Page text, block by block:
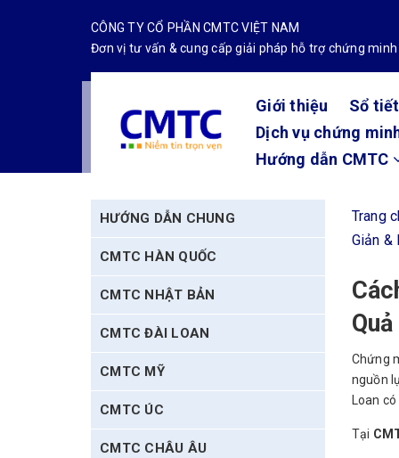
CÔNG TY CỔ PHẦN CMTC VIỆT NAM
Đơn vị tư vấn & cung cấp giải pháp hỗ trợ chứng
Giới thiệu
Sổ
Dịch vụ chứng
Hướng dẫn CMTC
Trang
Giản &
Quả
Chứng
nguồn
Loan
Tại
HƯỚNG DẪN CHUNG
CMTC HÀN QUỐC
CMTC NHẬT BẢN
CMTC ĐÀI LOAN
CMTC MỸ
CMTC ÚC
CMTC CHÂU ÂU